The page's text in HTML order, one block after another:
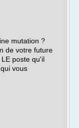
mutation ?
de votre future
poste qu'il
vous